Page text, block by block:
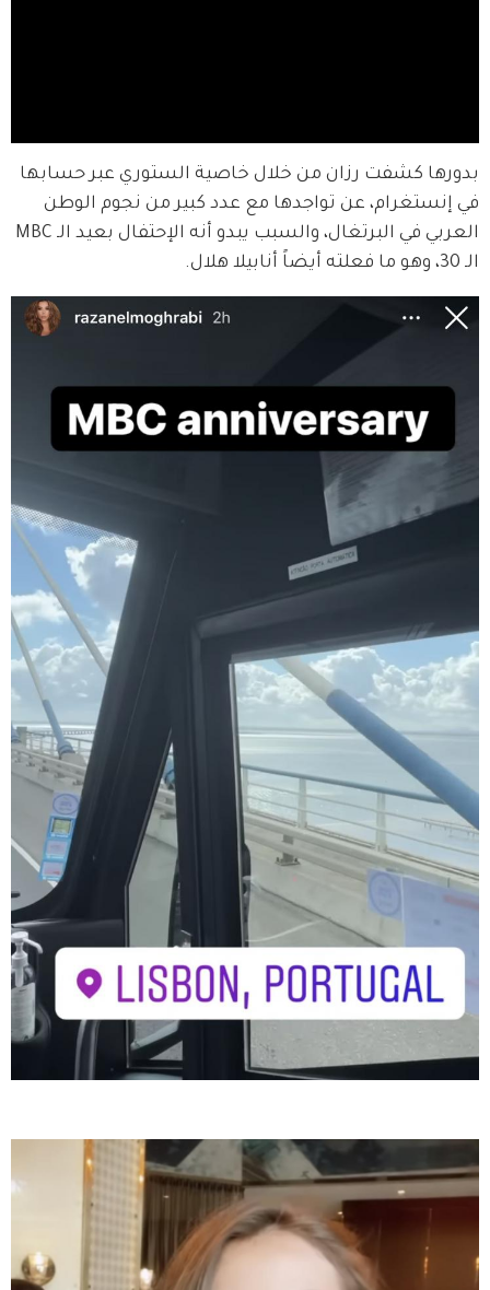
بدورها كشفت رزان من خلال خاصية الستوري عبر حسابها
في إنستغرام، عن تواجدها مع عدد كبير من نجوم الوطن
الـ 30، وهو ما فعلته أيضاً أنابيلا هلال.